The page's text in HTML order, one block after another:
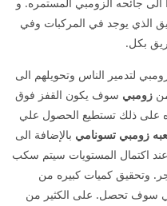
الذي يوجد في المركبات وفي
بكل.
لتدمير الناس وتحويلهم الى
زومبي سوف يكون القفز فوق
على ذلك تستطيع الحصول علي
زومبي تسونامي بالإضافة الى
عند اكتمال المستويات سيتم سكب
وتحقيق كميات كبيره من
سوف تحصل. على الكثير من